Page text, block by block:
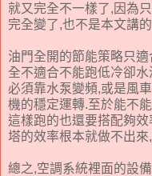
就又完全不一樣了,因為
完全變了,也不是本文講
油門全開的節能策略只
全不適合不能跑低冷卻
必須靠水泵變頻,或是風
機的穩定運轉.至於能不
這樣跑的也還要搭配夠
塔的效率根本就做不出
總之,空調系統裡面的設